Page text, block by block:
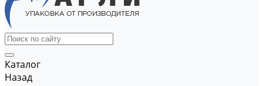
Каталог
Назад